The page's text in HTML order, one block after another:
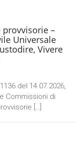
–
Universale
Vivere
del 14.07.2026,
Commissioni di
[…]